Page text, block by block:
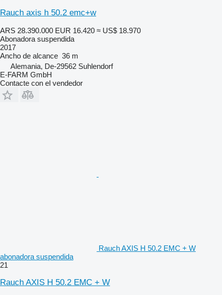
Rauch axis h 50.2 emc+w
ARS 28.390.000 EUR 16.420 ≈ US$ 18.970
Abonadora suspendida
2017
Ancho de alcance 36 m
Alemania, De-29562 Suhlendorf
E-FARM GmbH
Contacte con el vendedor
Rauch AXIS H 50.2 EMC + W
abonadora suspendida
21
Rauch AXIS H 50.2 EMC + W